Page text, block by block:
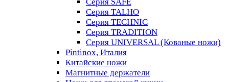
Серия TALHO
Серия TECHNIC
Серия TRADITION
Серия UNIVERSAL (Кованые ножи)
Pintinox, Италия
Китайские ножи
Магнитные держатели